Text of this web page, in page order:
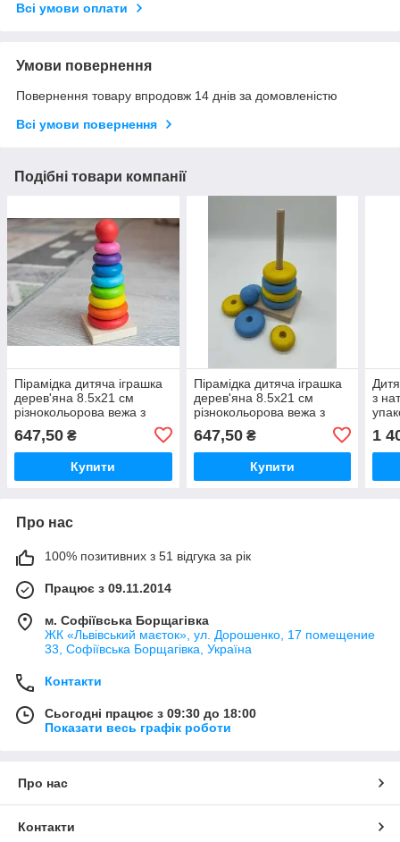
Всі умови оплати
Умови повернення
Повернення товару впродовж 14 днів за домовленістю
Всі умови повернення
Подібні товари компанії
Пірамідка дитяча іграшка
дерев'яна 8.5х21 см
різнокольорова вежа з
натурального матеріалу /
Пірамідка дитяча іграшка
дерев'яна
647,50 ₴
Купити
Пірамідка дитяча іграшка
дерев'яна 8.5х21 см
різнокольорова вежа з
натурального матеріалу /
Пірамідка дитяча іграшка
дерев'яна
647,50₴
Купити
з
1
Про нас
100% позитивних з 51 відгука за рік
Працює з 09.11.2014
м. Софіївська Борщагівка
ЖК «Львівський маєток», ул. Дорошенко, 17 помещение
33, Софіївська Борщагівка, Україна
Контакти
Сьогодні працює з 09:30 до 18:00
Показати весь графік роботи
Про нас
Контакти